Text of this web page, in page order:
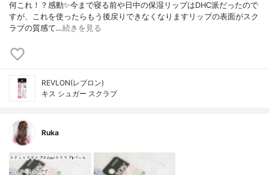
何これ！？感動✨今まで寝る前や日中の保湿リップはDHC派だったので
すが、これを使ったらもう後戻りできなくなりますリップの表面がスク
ラブの質感て…続きを見る
REVLON(レブロン)
キス シュガー スクラブ
Ruka